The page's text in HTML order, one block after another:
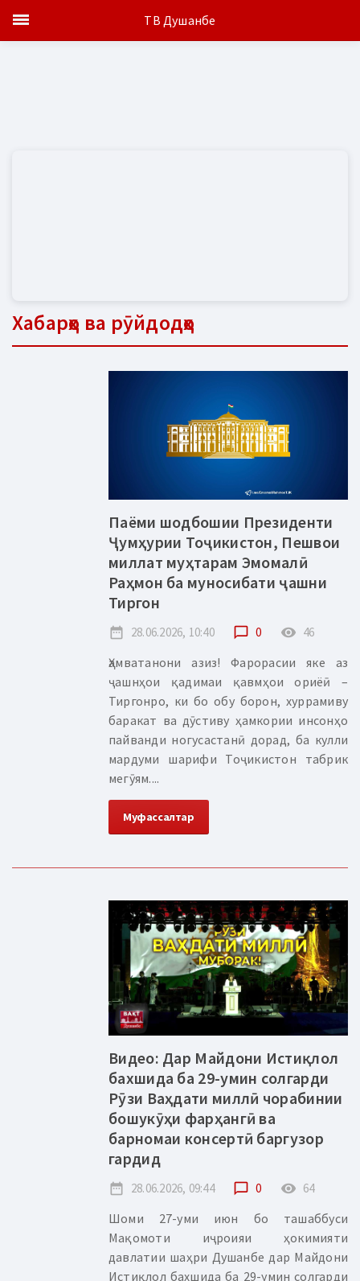
Хабарҳо ва рӯйдодҳо
Паёми шодбошии Президенти
Ҷумҳурии Тоҷикистон, Пешвои
миллат муҳтарам Эмомалӣ
Раҳмон ба муносибати ҷашни
Тиргон
date_range 28.06.2026, 10:40 chat_bubble_outline 0 remove_red_eye 46
Ҳамватанони азиз! Фарорасии яке аз
ҷашнҳои қадимаи қавмҳои ориёӣ –
Тиргонро, ки бо обу борон, хуррамиву
баракат ва дӯстиву ҳамкории инсонҳо
пайванди ногусастанӣ дорад, ба кулли
мардуми шарифи Тоҷикистон табрик
мегӯям....
Муфассалтар
Видео: Дар Майдони Истиқлол
бахшида ба 29-умин солгарди
Рӯзи Ваҳдати миллӣ чорабинии
бошукӯҳи фарҳангӣ ва
барномаи консертӣ баргузор
гардид
date_range 28.06.2026, 09:44 chat_bubble_outline 0 remove_red_eye 64
Шоми 27-уми июн бо ташаббуси
Мақомоти иҷроияи ҳокимияти
давлатии шаҳри Душанбе дар Майдони
Истиқлол бахшида ба 29-умин солгарди
ТВ Душанбе